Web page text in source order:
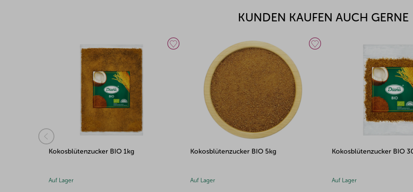
KUNDEN KAUFEN AUCH GERNE
Kokosblütenzucker BIO 5kg
Auf Lager
Kokosblütenzucker BIO 300g
Auf Lager
Mungobohnen 500g
Auf Lager